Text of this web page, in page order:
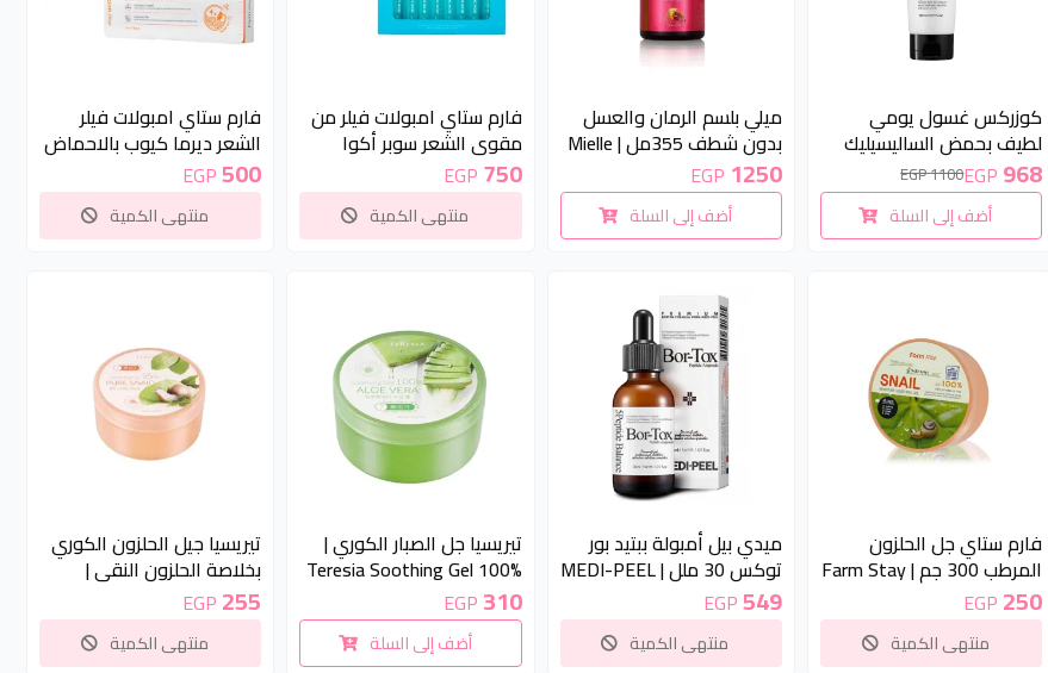
كوزركس غسول يومي
لطيف بحمض الساليسيليك
لتنقية البشرة وتقليل الحبوب
150 مل | COSRX Salicylic
Acid Daily Gentle Cleanser
150ml
968
EGP
1100 EGP
أضف إلى السلة
ميلي بلسم الرمان والعسل
بدون شطف 355مل | Mielle
Pomegranate & Honey
Leave-In Conditioner 355ml
1250
EGP
أضف إلى السلة
فارم ستاي امبولات فيلر من
مقوي الشعر سوبر أكوا
بحمض الهيالورونيك أزرق
فاتح 13مل | Farm Stay
Hyaluronic Acid Super Aqua
Hair Filler Light Blue 13ml
750
EGP
منتهى الكمية
فارم ستاي امبولات فيلر
الشعر ديرما كيوب بالاحماض
Stay Derma Cube Amino
Clinic Hair Filler 1Pack (13Ml
X 10Pcs)
500
EGP
منتهى الكمية
فارم ستاي جل الحلزون
المرطب 300 جم | Farm Stay
Snail Moisture Soothing
Gel 300g
250
EGP
منتهى الكمية
ميدي بيل أمبولة ببتيد بور
توكس 30 ملل | MEDI-PEEL
Bor-Tox Peptide Ampoule
30ml
549
EGP
منتهى الكمية
تيريسيا جل الصبار الكوري |
Teresia Soothing Gel 100%
Aloe Vera
310
EGP
أضف إلى السلة
تيريسيا جيل الحلزون الكوري
بخلاصة الحلزون النقي |
TERESIA Soothing Gel 95
Pure Snail
255
EGP
منتهى الكمية